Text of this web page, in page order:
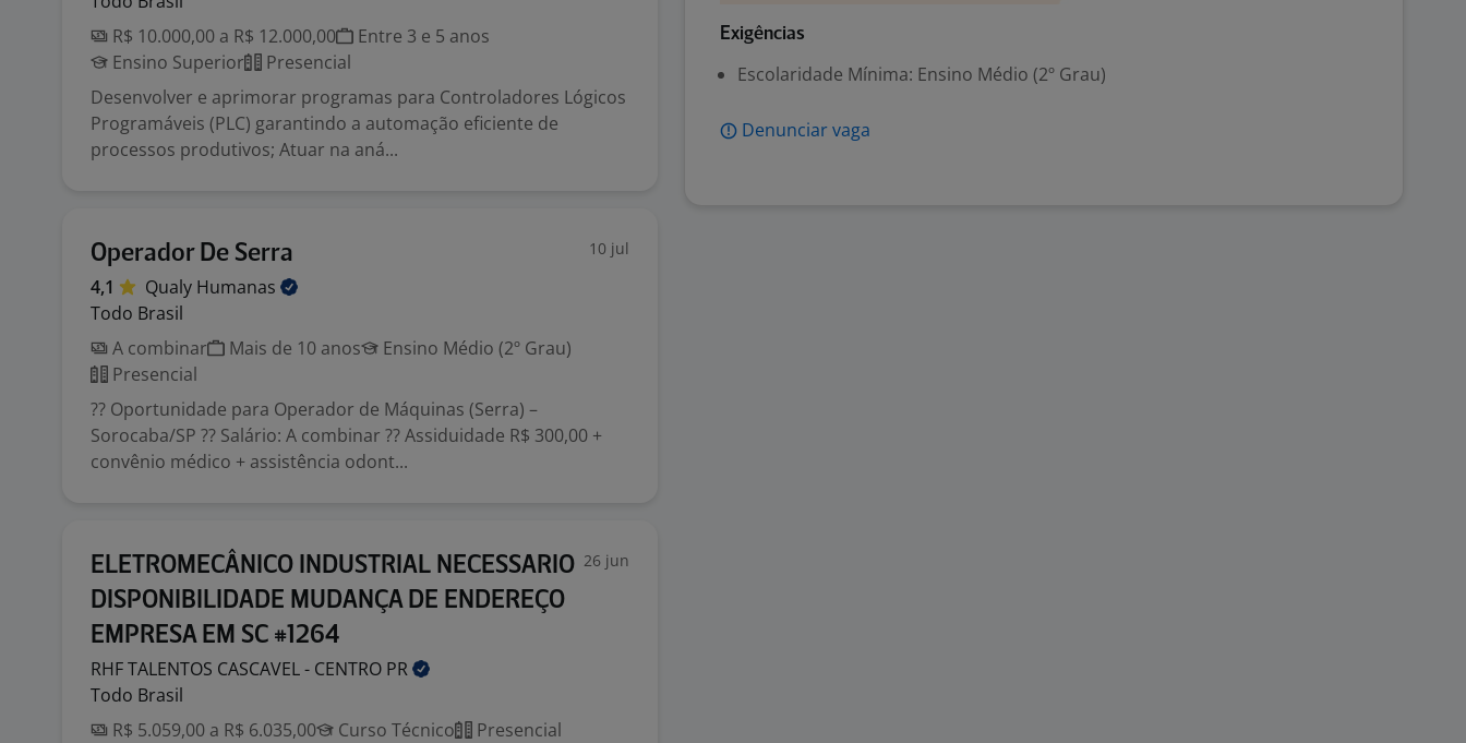
R$ 10.000,00 a R$ 12.000,00
Entre 3 e 5 anos
Ensino Superior
Presencial
Desenvolver e aprimorar programas para Controladores Lógicos
Programáveis (PLC) garantindo a automação eficiente de
processos produtivos; Atuar na aná...
Operador De Serra 10 jul
4,1 Qualy Humanas
Todo Brasil
A combinar
Mais de 10 anos
Ensino Médio (2º Grau)
Presencial
?? Oportunidade para Operador de Máquinas (Serra) –
Sorocaba/SP ?? Salário: A combinar ?? Assiduidade R$ 300,00 +
convênio médico + assistência odont...
ELETROMECÂNICO INDUSTRIAL NECESSARIO
DISPONIBILIDADE MUDANÇA DE ENDEREÇO
EMPRESA EM SC #1264
26 jun
RHF TALENTOS CASCAVEL - CENTRO PR
Todo Brasil
R$ 5.059,00 a R$ 6.035,00
Curso Técnico
Presencial
Exigências
Escolaridade Mínima: Ensino Médio (2º Grau)
Denunciar vaga